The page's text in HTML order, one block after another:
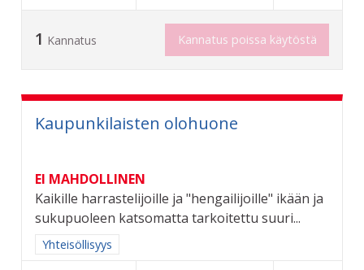
1 Kannatus Kannatus poissa käytöstä
Kaupunkilaisten olohuone
EI MAHDOLLINEN
Kaikille harrastelijoille ja "hengailijoille" ikään ja
sukupuoleen katsomatta tarkoitettu suuri...
Rajaa tulokset aihepiirin mukaan: Yhteisöllisyys
Yhteisöllisyys